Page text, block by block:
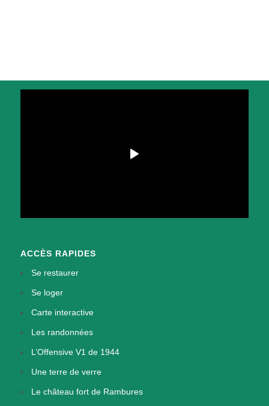
ACCÈS RAPIDES
Se restaurer
Se loger
Carte interactive
Les randonnées
L’Offensive V1 de 1944
Une terre de verre
Le château fort de Rambures